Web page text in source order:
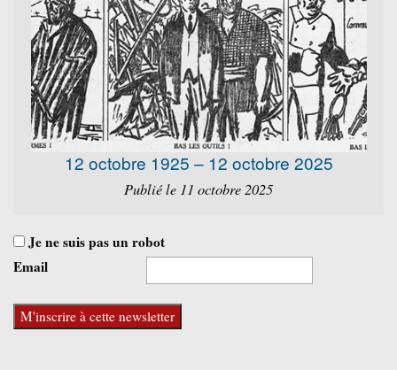
12 octobre 1925 – 12 octobre 2025
Publié le 11 octobre 2025
Je ne suis pas un robot
Email